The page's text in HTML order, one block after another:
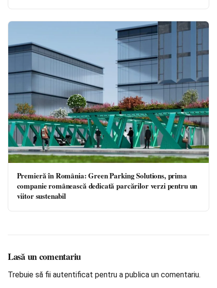
Premieră în România: Green Parking Solutions, prima
companie românească dedicată parcărilor verzi pentru un
viitor sustenabil
Lasă un comentariu
Trebuie să fii autentificat pentru a publica un comentariu.